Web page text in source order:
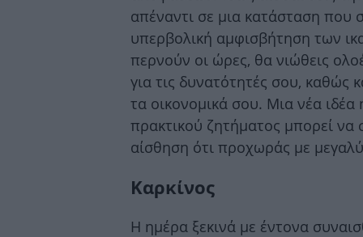
απέναντι σε μια κατάσταση που
υπερβολική αμφισβήτηση των
περνούν οι ώρες, θα νιώθεις
για τις δυνατότητές σου, καθώς
τα οικονομικά σου. Μια νέα ιδέα
πρακτικού ζητήματος μπορεί να
αίσθηση ότι προχωράς με
Καρκίνος
Η ημέρα ξεκινά με έντονα